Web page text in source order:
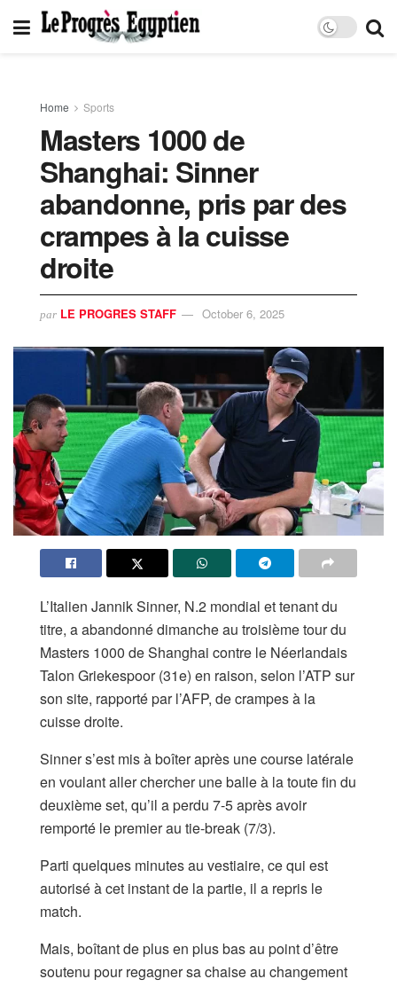
Home Sports
Masters 1000 de
Shanghai: Sinner
abandonne, pris par des
crampes à la cuisse
droite
par LE PROGRES STAFF October 6, 2025
L’Italien Jannik Sinner, N.2 mondial et tenant du
titre, a abandonné dimanche au troisième tour du
Masters 1000 de Shanghai contre le Néerlandais
Talon Griekespoor (31e) en raison, selon l’ATP sur
son site, rapporté par l’AFP, de crampes à la
cuisse droite.
Sinner s’est mis à boîter après une course latérale
en voulant aller chercher une balle à la toute fin du
deuxième set, qu’il a perdu 7-5 après avoir
remporté le premier au tie-break (7/3).
Parti quelques minutes au vestiaire, ce qui est
autorisé à cet instant de la partie, il a repris le
match.
Mais, boîtant de plus en plus bas au point d’être
soutenu pour regagner sa chaise au changement